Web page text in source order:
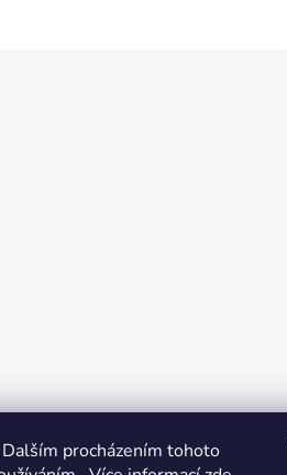
procházením tohoto